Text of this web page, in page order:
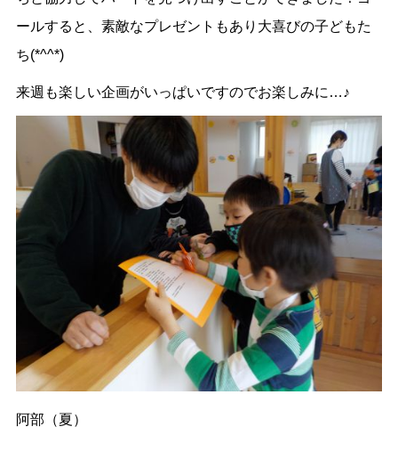
ールすると、素敵なプレゼントもあり大喜びの子どもた
ち(*^^*)
来週も楽しい企画がいっぱいですのでお楽しみに…♪
阿部（夏）